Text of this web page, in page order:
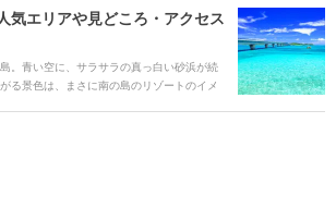
気エリアや見どころ・アクセス
。青い空に、サラサラの真っ白い砂浜が続
る景色は、まさに南の島のリゾートのイメ
も体もリフレッシュできるでしょう。 今回
します！